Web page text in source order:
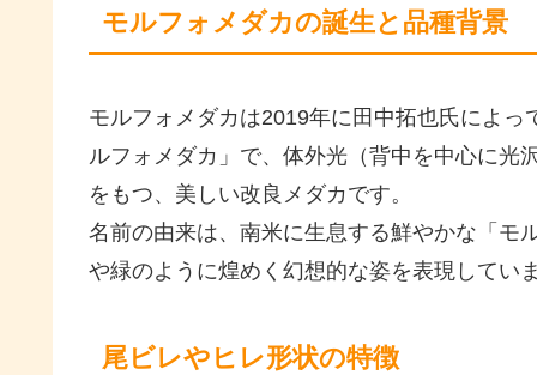
モルフォメダカの誕生と品種背景
モルフォメダカは2019年に田中拓也氏によ
ルフォメダカ」で、体外光（背中を中心に光
をもつ、美しい改良メダカです。
名前の由来は、南米に生息する鮮やかな「モ
や緑のように煌めく幻想的な姿を表現してい
尾ビレやヒレ形状の特徴